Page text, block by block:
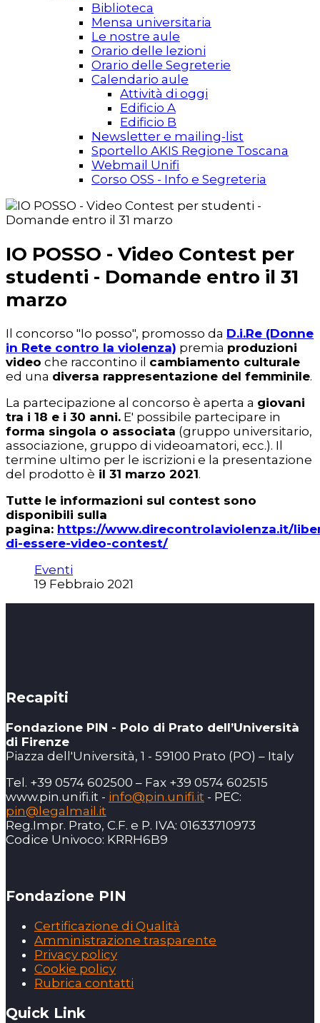
Biblioteca
Mensa universitaria
Le nostre aule
Orario delle lezioni
Orario delle Segreterie
Calendario aule
Attività di oggi
Edificio A
Edificio B
Newsletter e mailing-list
Sportello AKIS Regione Toscana
Webmail Unifi
Corso OSS - Info e Segreteria
IO POSSO - Video Contest per
studenti - Domande entro il 31
marzo
Il concorso "Io posso", promosso da D.i.Re (Donne
in Rete contro la violenza) premia produzioni
video che raccontino il cambiamento culturale
ed una diversa rappresentazione del femminile.
La partecipazione al concorso è aperta a giovani
tra i 18 e i 30 anni. E' possibile partecipare in
forma singola o associata (gruppo universitario,
associazione, gruppo di videoamatori, ecc.). Il
termine ultimo per le iscrizioni e la presentazione
del prodotto è il 31 marzo 2021.
Tutte le informazioni sul contest sono
disponibili sulla
pagina: https://www.direcontrolaviolenza.it/
di-essere-video-contest/
Eventi
19 Febbraio 2021
Recapiti
Fondazione PIN - Polo di Prato dell’Università
di Firenze
Piazza dell'Università, 1 - 59100 Prato (PO) – Italy
Tel. +39 0574 602500 – Fax +39 0574 602515
www.pin.unifi.it - info@pin.unifi.it - PEC:
pin@legalmail.it
Reg.Impr. Prato, C.F. e P. IVA: 01633710973
Codice Univoco: KRRH6B9
Fondazione PIN
Certificazione di Qualità
Amministrazione trasparente
Privacy policy
Cookie policy
Rubrica contatti
Quick Link